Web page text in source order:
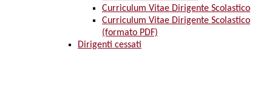
Curriculum Vitae Dirigente Scolastico
Curriculum Vitae Dirigente Scolastico
(formato PDF)
Dirigenti cessati